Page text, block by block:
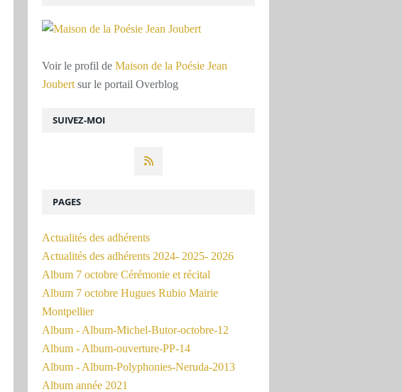
SUIVEZ-MOI
Voir le profil de Maison de la Poésie Jean
Joubert sur le portail Overblog
PAGES
Actualités des adhérents
Actualités des adhérents 2024- 2025- 2026
Album 7 octobre Cérémonie et récital
Album 7 octobre Hugues Rubio Mairie
Montpellier
Album - Album-Michel-Butor-octobre-12
Album - Album-ouverture-PP-14
Album - Album-Polyphonies-Neruda-2013
Album année 2021